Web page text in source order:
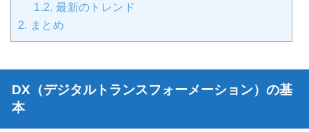
1.2. 最新のトレンド
2. まとめ
DX（デジタルトランスフォーメーション）の基
本